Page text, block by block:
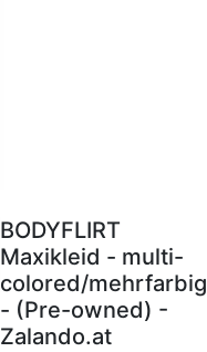
BODYFLIRT
Maxikleid - multi-
colored/mehrfarbig
- (Pre-owned) -
Zalando.at